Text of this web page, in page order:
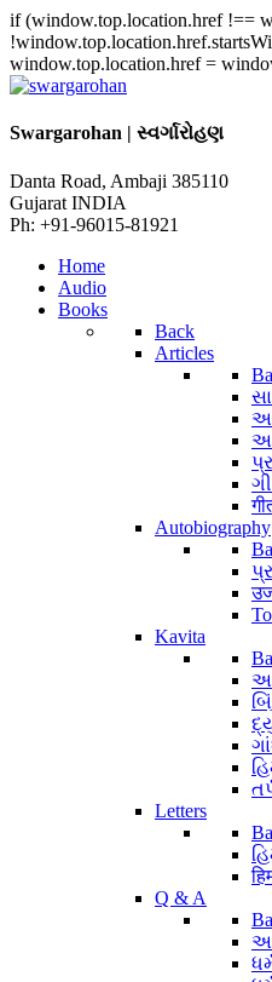
if (window.top.location.href !==
window.top.location.href =
Swargarohan | સ્વર્ગારોહણ
Danta Road, Ambaji 385110
Gujarat INDIA
Ph: +91-96015-81921
Home
Audio
Books
Back
Articles
Autobiography
Kavita
Letters
Q & A